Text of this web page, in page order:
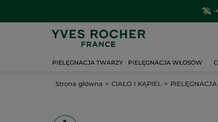
-
PIELĘGNACJA TWARZY PIELĘGNACJA WŁOSÓW
Strona główna CIAŁO I KĄPIEL